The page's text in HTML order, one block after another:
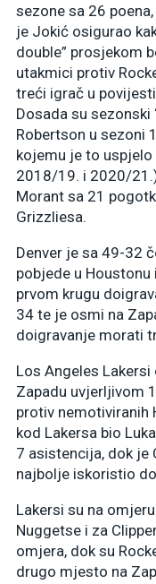
sezone sa 26
je Jokić osigurao
double” prosjekom
utakmici protiv
treći igrač u
Dosada su sezonski
Robertson u sezoni
kojemu je to
2018/19. i 2020/
Morant sa 21
Grizzliesa.
Denver je sa 49-32
pobjede u
prvom krugu
34 te je osmi na
doigravanje morati
Los Angeles
Zapadu uvjerljivom
protiv nemotiviranih
kod Lakersa bio
7 asistencija, dok je
najbolje iskoristio
Lakersi su na
Nuggetse i za
omjera, dok su
drugo mjesto na